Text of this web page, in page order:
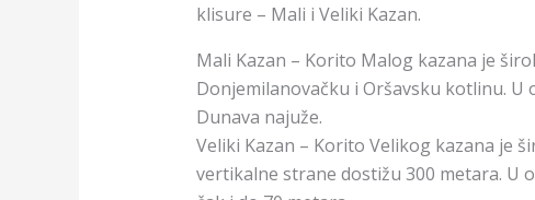
klisure – Mali i Veliki Kazan.
Mali Kazan – Korito Malog kazana je
Donjemilanovačku i Oršavsku kotlinu.
Dunava najuže.
Veliki Kazan – Korito Velikog kazana je
vertikalne strane dostižu 300 metara. U